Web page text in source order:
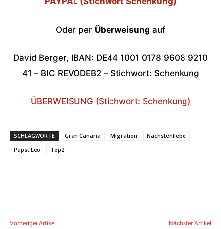
Oder per Überweisung auf
David Berger, IBAN: DE44 1001 0178 9608 9210
41 – BIC REVODEB2 – Stichwort: Schenkung
ÜBERWEISUNG (Stichwort: Schenkung)
SCHLAGWORTE Gran Canaria Migration
Nächstenliebe
Papst Leo
Top2
Vorheriger Artikel Nächster Artikel